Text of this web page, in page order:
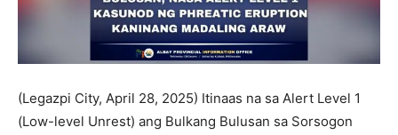
(Legazpi City, April 28, 2025) Itinaas na sa Alert Level 1
(Low-level Unrest) ang Bulkang Bulusan sa Sorsogon